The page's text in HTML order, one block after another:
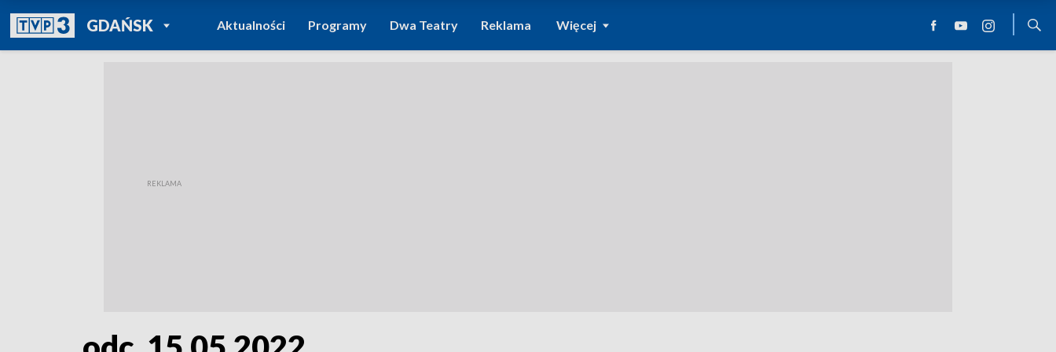
GDAŃSKPOWRÓT DO
TVP REGIONY
Aktualności Programy Dwa Teatry Reklama Więcej